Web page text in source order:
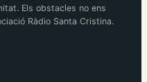
Els obstacles no ens
Ràdio Santa Cristina.